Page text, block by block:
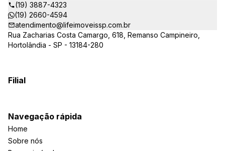
(19) 3887-4323
(19) 2660-4594
atendimento@lifeimoveissp.com.br
Rua Zacharias Costa Camargo, 618, Remanso Campineiro,
Hortolândia - SP - 13184-280
Filial
Navegação rápida
Home
Sobre nós